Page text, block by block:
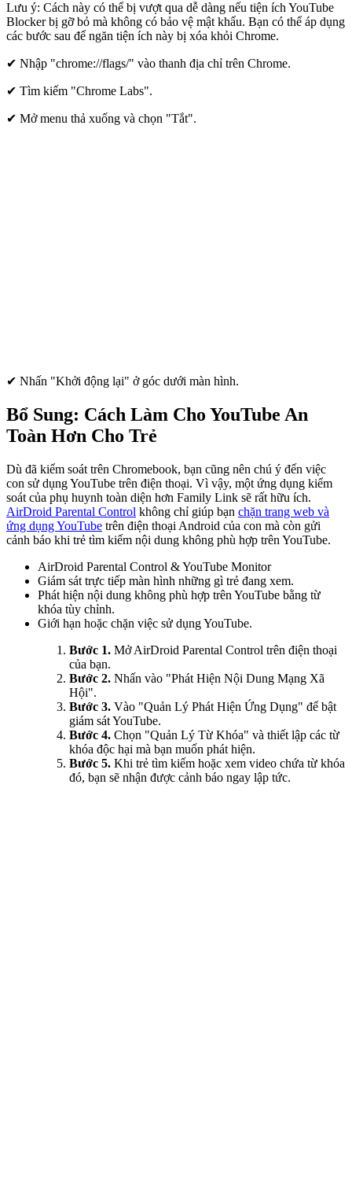
Lưu ý: Cách này có thể bị vượt qua dễ dàng nếu tiện ích YouTube
Blocker bị gỡ bỏ mà không có bảo vệ mật khẩu. Bạn có thể áp dụng
các bước sau để ngăn tiện ích này bị xóa khỏi Chrome.
✔ Nhập "chrome://flags/" vào thanh địa chỉ trên Chrome.
✔ Tìm kiếm "Chrome Labs".
✔ Mở menu thả xuống và chọn "Tắt".
✔ Nhấn "Khởi động lại" ở góc dưới màn hình.
Bổ Sung: Cách Làm Cho YouTube An
Toàn Hơn Cho Trẻ
Dù đã kiểm soát trên Chromebook, bạn cũng nên chú ý đến việc
con sử dụng YouTube trên điện thoại. Vì vậy, một ứng dụng kiểm
soát của phụ huynh toàn diện hơn Family Link sẽ rất hữu ích.
AirDroid Parental Control không chỉ giúp bạn chặn trang web và
ứng dụng YouTube trên điện thoại Android của con mà còn gửi
cảnh báo khi trẻ tìm kiếm nội dung không phù hợp trên YouTube.
AirDroid Parental Control & YouTube Monitor
Giám sát trực tiếp màn hình những gì trẻ đang xem.
Phát hiện nội dung không phù hợp trên YouTube bằng từ
khóa tùy chỉnh.
Giới hạn hoặc chặn việc sử dụng YouTube.
Bước 1. Mở AirDroid Parental Control trên điện thoại
của bạn.
Bước 2. Nhấn vào "Phát Hiện Nội Dung Mạng Xã
Hội".
Bước 3. Vào "Quản Lý Phát Hiện Ứng Dụng" để bật
giám sát YouTube.
Bước 4. Chọn "Quản Lý Từ Khóa" và thiết lập các từ
khóa độc hại mà bạn muốn phát hiện.
Bước 5. Khi trẻ tìm kiếm hoặc xem video chứa từ khóa
đó, bạn sẽ nhận được cảnh báo ngay lập tức.